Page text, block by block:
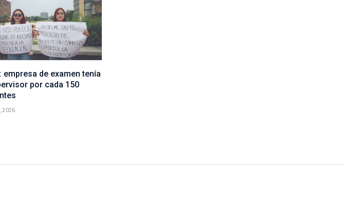
empresa de examen tenía
por cada 150
2026